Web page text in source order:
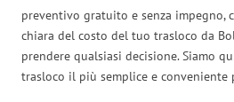
preventivo gratuito e senza impegno,
chiara del costo del tuo trasloco da
prendere qualsiasi decisione. Siamo
trasloco il più semplice e conveniente